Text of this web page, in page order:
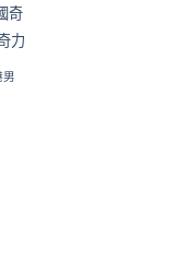
奇
力
男